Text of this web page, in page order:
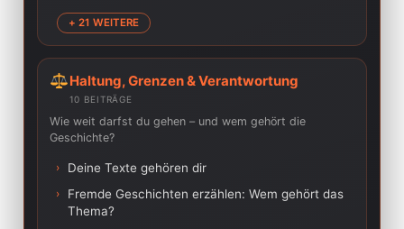
+ 21 WEITERE
Haltung, Grenzen & Verantwortung
10 BEITRÄGE
Wie weit darfst du gehen – und wem gehört die
Geschichte?
› Deine Texte gehören dir
›
Fremde Geschichten erzählen: Wem gehört das
Thema?